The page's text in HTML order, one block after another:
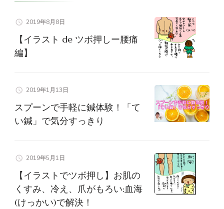
2019年8月8日
【イラスト de ツボ押しー腰痛
編】
2019年1月13日
スプーンで手軽に鍼体験！「て
い鍼」で気分すっきり
2019年5月1日
【イラストでツボ押し】お肌の
くすみ、冷え、爪がもろい:血海
(けっかい)で解決！